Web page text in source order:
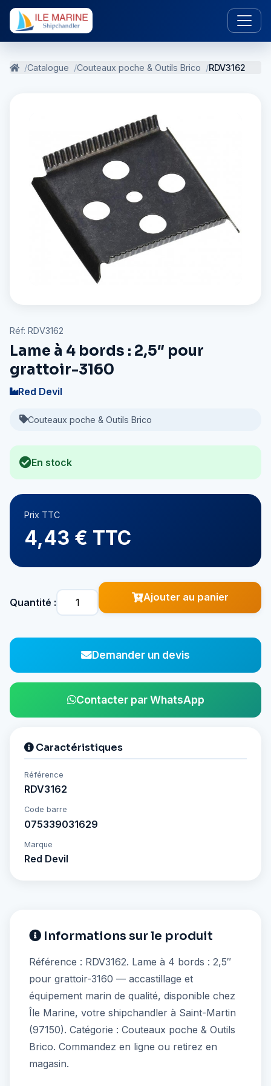
Catalogue Couteaux poche & Outils Brico RDV3162
Réf: RDV3162
Lame à 4 bords : 2,5″ pour
grattoir-3160
Red Devil
Couteaux poche & Outils Brico
En stock
Prix TTC
4,43 € TTC
Quantité : Ajouter au panier
Demander un devis
Contacter par WhatsApp
Caractéristiques
Référence
RDV3162
Code barre
075339031629
Marque
Red Devil
Informations sur le produit
Référence : RDV3162. Lame à 4 bords : 2,5″
pour grattoir-3160 — accastillage et
équipement marin de qualité, disponible chez
Île Marine, votre shipchandler à Saint-Martin
(97150). Catégorie : Couteaux poche & Outils
Brico. Commandez en ligne ou retirez en
magasin.